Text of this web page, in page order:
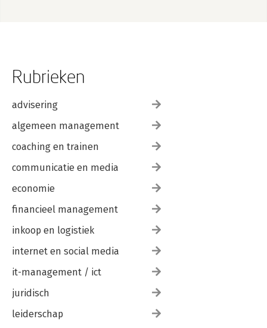
Rubrieken
advisering
algemeen management
coaching en trainen
communicatie en media
economie
financieel management
inkoop en logistiek
internet en social media
it-management / ict
juridisch
leiderschap